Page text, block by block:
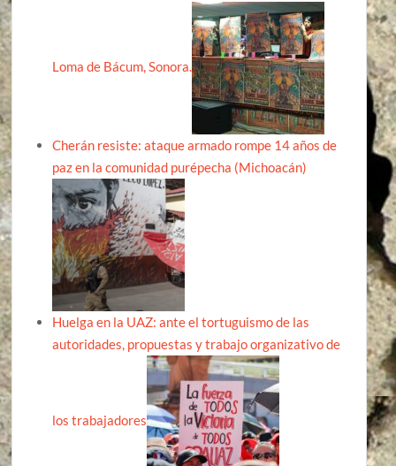
Loma de Bácum, Sonora.
Cherán resiste: ataque armado rompe 14 años de
paz en la comunidad purépecha (Michoacán)
Huelga en la UAZ: ante el tortuguismo de las
autoridades, propuestas y trabajo organizativo de
los trabajadores